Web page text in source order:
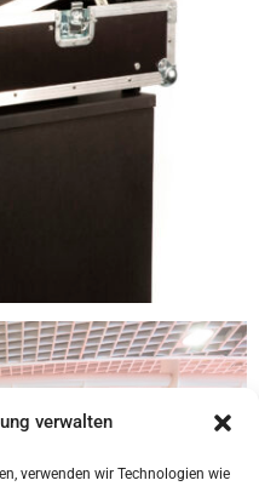
verwalten
verwenden wir Technologien wie